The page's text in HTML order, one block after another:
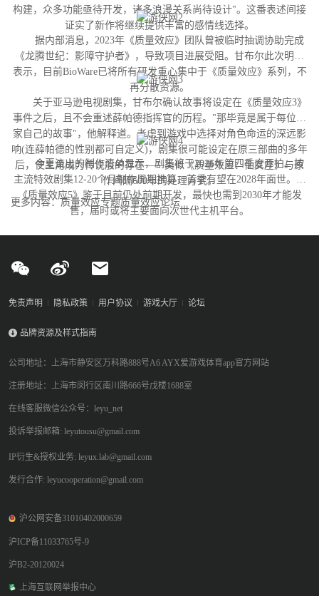
构建，众多功能亟待开发，诸多浪漫关系尚待设计"。这番表述间接
证实了新作将继续提供丰富的感情线选择。
据内部消息，2023年《质量效应》团队曾被临时抽调协助完成
《龙腾世纪：影障守护者》，导致项目进展受阻。甘布尔此次明确
表示，目前BioWare已将所有研发重心集中于《质量效应》系列，不
再分散资源。
关于亚马逊电视剧集，甘布尔确认故事将设定在《质量效应3》
事件之后，且不会重述薛帕德指挥官的历程。"那毕竟是属于每位玩
家自己的故事"，他解释道。考虑到游戏中选择对角色命运的深远影
响(连薛帕德的性别都可自定义)，剧集很可能设定在原三部曲的多年
后，使主角成为传说般的存在——类似《质量效应：仙女座》与原
作间隔600年的处理方式。
今夏流出的制作清单显示，剧集将于2026年第四季度开拍。按
主流特效剧集12-20个月制作周期推算，首季有望在2028年面世。而
《质量效应5》鉴于目前仍处前期开发，最快也需到2030年才能发
售，届时或将主要面向次世代主机平台。
更多内容：质量效应专题质量效应论坛
免责声明 隐私政策 用户协议 游戏大厅 论坛
品牌资源及样式指南
公司地址：上海市静安区万科路888号A6 AYX爱游戏体育app官方网站
注册地址：上海市闵行区南川路666号戊楼1688室
在线客服微信公众号：leyu_net
投诉举报邮箱: leyutousu@gmail.com
IP衍生&授权业务: leyux.lab@gmail.com
发行合作: leyucooperation@gmail.com
沪公网安备31010402000659
沪ICP备11033765号-9
沪B2-20120024
上海互联网举报中心